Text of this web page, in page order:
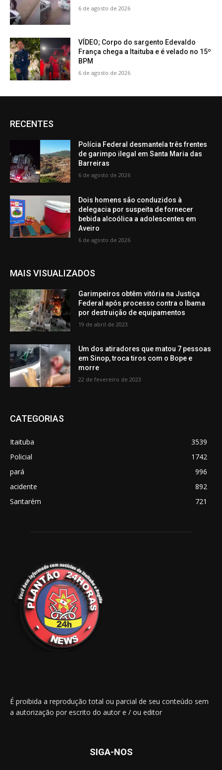
6 de agosto de 2026
VÍDEO; Corpo do sargento Edevaldo
França chega a Itaituba e é velado no 15º
BPM
6 de agosto de 2026
RECENTES
Polícia Federal desmantela três frentes
de garimpo ilegal em Santa Maria das
Barreiras
6 de agosto de 2026
Dois homens são conduzidos à
delegacia por suspeita de fornecer
bebida alcoólica a adolescentes em
Aveiro
6 de agosto de 2026
MAIS VISUALIZADOS
Garimpeiros obtêm vitória na Justiça
Federal após processo contra o Ibama
por destruição de equipamentos
19 de abril de 2023
Um dos atiradores que matou 7 pessoas
em Sinop, troca tiros com o Bope e
morre
22 de fevereiro de 2023
CATEGORIAS
Itaituba
3539
Policial
1742
pará
996
acidente
892
Santarém
721
É proibida a reprodução total ou parcial de seu conteúdo sem
a autorização por escrito do autor e / ou editor
SIGA-NOS